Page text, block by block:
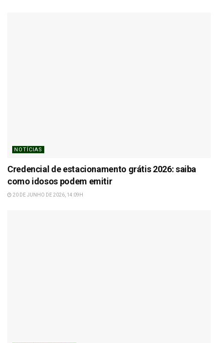
NOTÍCIAS
Credencial de estacionamento grátis 2026: saiba
como idosos podem emitir
20 DE JUNHO DE 2026, 14:09H